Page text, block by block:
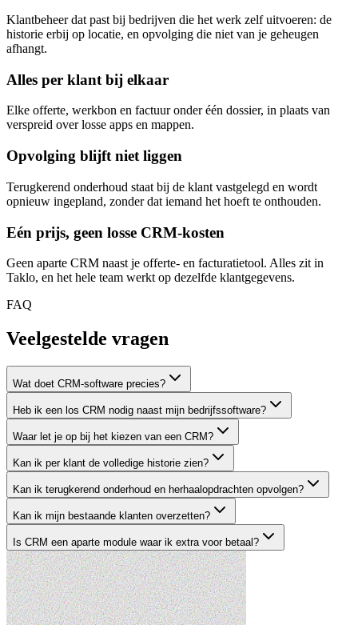
Klantbeheer dat past bij bedrijven die het werk zelf uitvoeren: de
historie erbij op locatie, en opvolging die niet van je geheugen
afhangt.
Alles per klant bij elkaar
Elke offerte, werkbon en factuur onder één dossier, in plaats van
verspreid over losse apps en mappen.
Opvolging blijft niet liggen
Terugkerend onderhoud staat bij de klant vastgelegd en wordt
opnieuw ingepland, zonder dat iemand het hoeft te onthouden.
Eén prijs, geen losse CRM-kosten
Geen aparte CRM naast je offerte- en facturatietool. Alles zit in
Taklo, en het hele team werkt op dezelfde klantgegevens.
FAQ
Veelgestelde vragen
Wat doet CRM-software precies?
Heb ik een los CRM nodig naast mijn bedrijfssoftware?
Waar let je op bij het kiezen van een CRM?
Kan ik per klant de volledige historie zien?
Kan ik terugkerend onderhoud en herhaalopdrachten opvolgen?
Kan ik mijn bestaande klanten overzetten?
Is CRM een aparte module waar ik extra voor betaal?